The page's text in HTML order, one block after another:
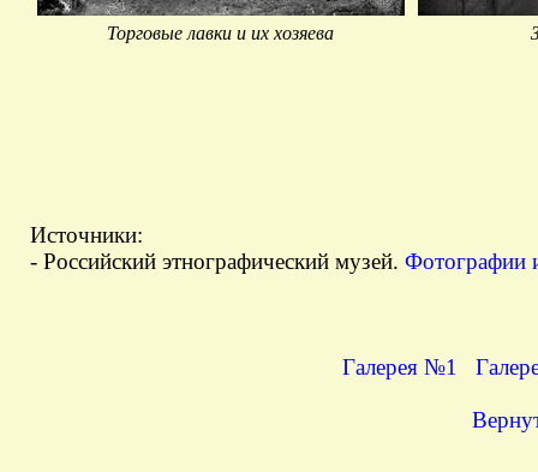
Источники:
- Российский этнографический музей. Фотографии
Торговые лавки и их хозяева
Галерея №1